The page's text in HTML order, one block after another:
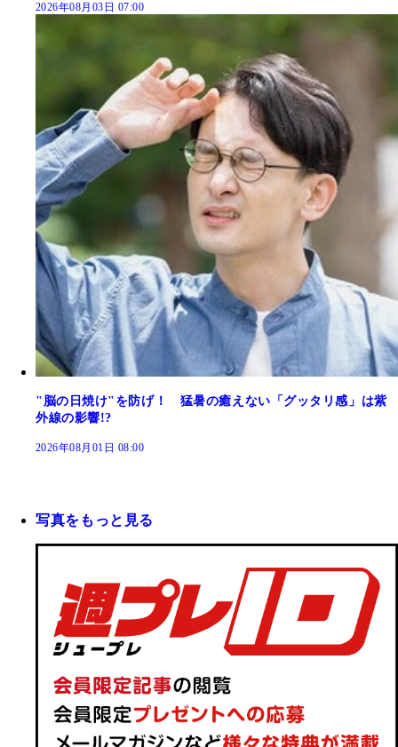
2026年08月03日 07:00
"脳の日焼け"を防げ！ 猛暑の癒えない「グッタリ感」は紫
外線の影響!?
2026年08月01日 08:00
写真をもっと見る